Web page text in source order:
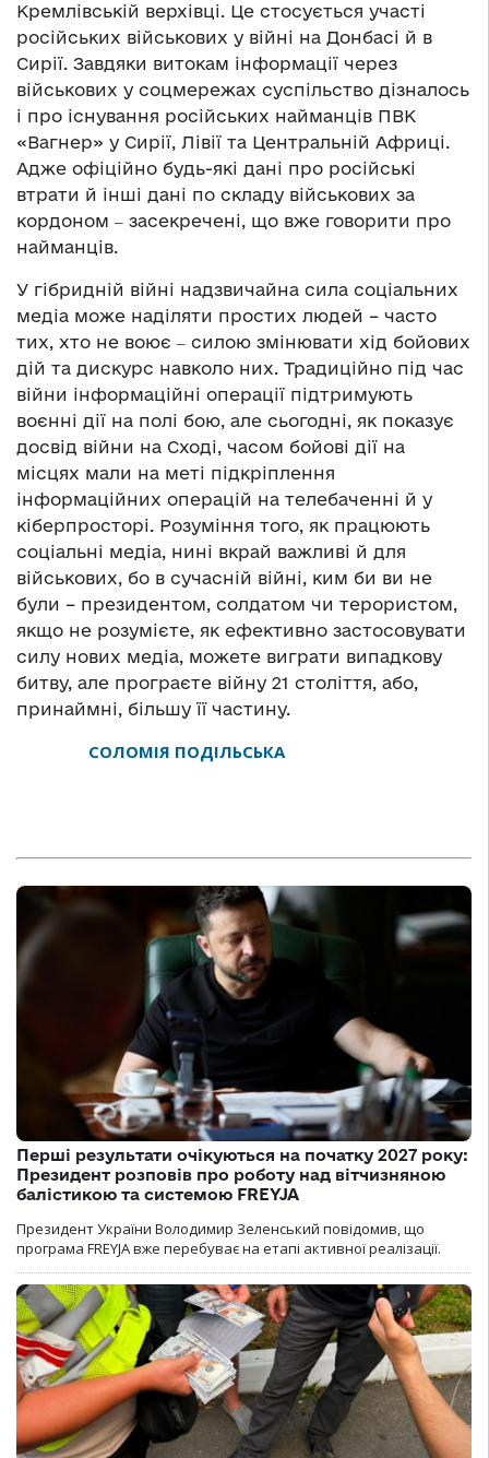
Кремлівській верхівці. Це стосується участі
російських військових у війні на Донбасі й в
Сирії. Завдяки витокам інформації через
військових у соцмережах суспільство дізналось
і про існування російських найманців ПВК
«Вагнер» у Сирії, Лівії та Центральній Африці.
Адже офіційно будь-які дані про російські
втрати й інші дані по складу військових за
кордоном ‒ засекречені, що вже говорити про
найманців.
У гібридній війні надзвичайна сила соціальних
медіа може наділяти простих людей – часто
тих, хто не воює ‒ силою змінювати хід бойових
дій та дискурс навколо них. Традиційно під час
війни інформаційні операції підтримують
воєнні дії на полі бою, але сьогодні, як показує
досвід війни на Сході, часом бойові дії на
місцях мали на меті підкріплення
інформаційних операцій на телебаченні й у
кіберпросторі. Розуміння того, як працюють
соціальні медіа, нині вкрай важливі й для
військових, бо в сучасній війні, ким би ви не
були – президентом, солдатом чи терористом,
якщо не розумієте, як ефективно застосовувати
силу нових медіа, можете виграти випадкову
битву, але програєте війну 21 століття, або,
принаймні, більшу її частину.
СОЛОМІЯ ПОДІЛЬСЬКА
Перші результати очікуються на початку 2027 року:
Президент розповів про роботу над вітчизняною
балістикою та системою FREYJA
Президент України Володимир Зеленський повідомив, що
програма FREYJA вже перебуває на етапі активної реалізації.